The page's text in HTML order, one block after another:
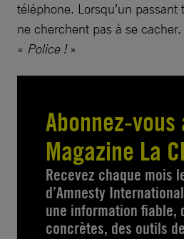
téléphone. Lorsqu’un passant
ne cherchent pas à se
« Police !»
Abonnez-vous
Magazine La
Recevez chaque mois
d’Amnesty
une information fiable,
concrètes, des outils